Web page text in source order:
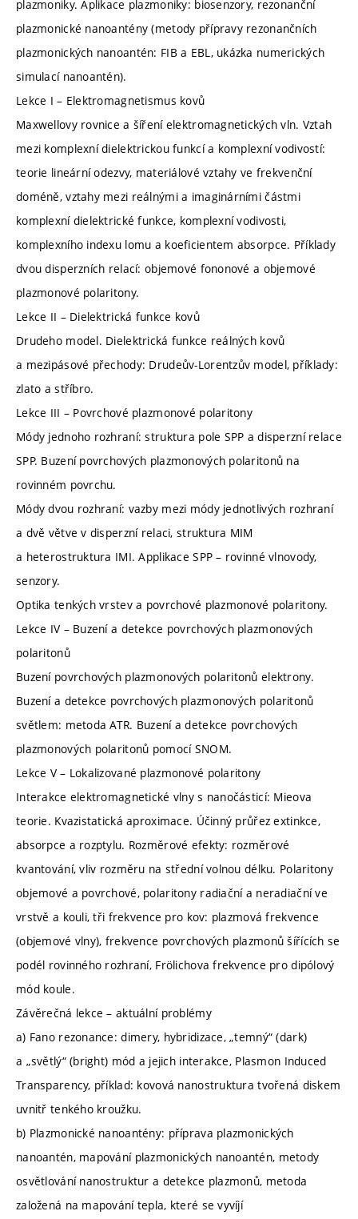
plazmoniky. Aplikace plazmoniky: biosenzory, rezonanční
plazmonické nanoantény (metody přípravy rezonančních
plazmonických nanoantén: FIB a EBL, ukázka numerických
simulací nanoantén).
Lekce I – Elektromagnetismus kovů
Maxwellovy rovnice a šíření elektromagnetických vln. Vztah
mezi komplexní dielektrickou funkcí a komplexní vodivostí:
teorie lineární odezvy, materiálové vztahy ve frekvenční
doméně, vztahy mezi reálnými a imaginárními částmi
komplexní dielektrické funkce, komplexní vodivosti,
komplexního indexu lomu a koeficientem absorpce. Příklady
dvou disperzních relací: objemové fononové a objemové
plazmonové polaritony.
Lekce II – Dielektrická funkce kovů
Drudeho model. Dielektrická funkce reálných kovů
a mezipásové přechody: Drudeův-Lorentzův model, příklady:
zlato a stříbro.
Lekce III – Povrchové plazmonové polaritony
Módy jednoho rozhraní: struktura pole SPP a disperzní relace
SPP. Buzení povrchových plazmonových polaritonů na
rovinném povrchu.
Módy dvou rozhraní: vazby mezi módy jednotlivých rozhraní
a dvě větve v disperzní relaci, struktura MIM
a heterostruktura IMI. Applikace SPP – rovinné vlnovody,
senzory.
Optika tenkých vrstev a povrchové plazmonové polaritony.
Lekce IV – Buzení a detekce povrchových plazmonových
polaritonů
Buzení povrchových plazmonových polaritonů elektrony.
Buzení a detekce povrchových plazmonových polaritonů
světlem: metoda ATR. Buzení a detekce povrchových
plazmonových polaritonů pomocí SNOM.
Lekce V – Lokalizované plazmonové polaritony
Interakce elektromagnetické vlny s nanočásticí: Mieova
teorie. Kvazistatická aproximace. Účinný průřez extinkce,
absorpce a rozptylu. Rozměrové efekty: rozměrové
kvantování, vliv rozměru na střední volnou délku. Polaritony
objemové a povrchové, polaritony radiační a neradiační ve
vrstvě a kouli, tři frekvence pro kov: plazmová frekvence
(objemové vlny), frekvence povrchových plazmonů šířících se
podél rovinného rozhraní, Frölichova frekvence pro dipólový
mód koule.
Závěrečná lekce – aktuální problémy
a) Fano rezonance: dimery, hybridizace, „temný“ (dark)
a „světlý“ (bright) mód a jejich interakce, Plasmon Induced
Transparency, příklad: kovová nanostruktura tvořená diskem
uvnitř tenkého kroužku.
b) Plazmonické nanoantény: příprava plazmonických
nanoantén, mapování plazmonických nanoantén, metody
osvětlování nanostruktur a detekce plazmonů, metoda
založená na mapování tepla, které se vyvíjí